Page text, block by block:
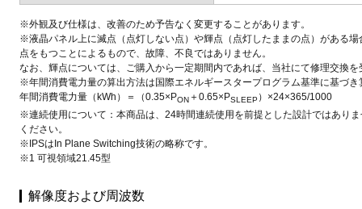
※外観及び仕様は、改善のため予告なく変更することがあります。
※液晶パネル上に滅点（点灯しない点）や輝点（点灯したままの点）がある
点をもつことによるもので、故障、不良ではありません。
なお、輝点については、ご購入から一定期間内であれば、当社にて修理交換
※年間消費電力量の算出方法は国際エネルギースタープログラム基準に基づき
年間消費電力量（kWh）＝（0.35×PON ＋0.65×PSLEEP ）×24×365/1000
※連続使用について：本商品は、24時間連続使用を前提とした設計ではあり
ください。
※IPSはIn Plane Switching技術の略称です。
※1 可視領域21.45型
解像度および周波数